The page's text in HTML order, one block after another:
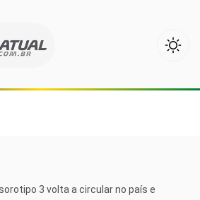
3 volta a circular no país e